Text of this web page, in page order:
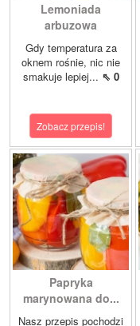
Lemoniada
arbuzowa
Gdy temperatura za
oknem rośnie, nic nie
smakuje lepiej... ⇖ 0
Zobacz przepis!
Papryka
marynowana do...
Nasz przepis pochodzi